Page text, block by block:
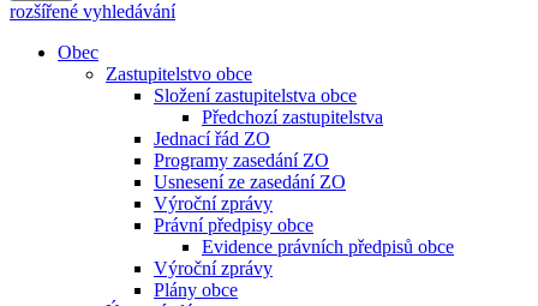
rozšířené vyhledávání
Obec
Zastupitelstvo obce
Složení zastupitelstva obce
Předchozí zastupitelstva
Jednací řád ZO
Programy zasedání ZO
Usnesení ze zasedání ZO
Výroční zprávy
Právní předpisy obce
Evidence právních předpisů obce
Výroční zprávy
Plány obce